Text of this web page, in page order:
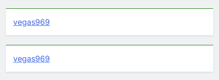
vegas969
vegas969